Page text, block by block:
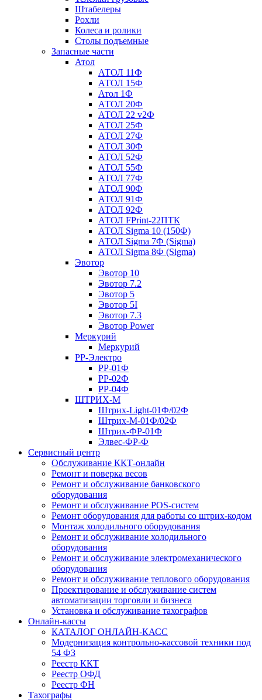
Штабелеры
Рохли
Колеса и ролики
Столы подъемные
Запасные части
Атол
АТОЛ 11Ф
АТОЛ 15Ф
Атол 1Ф
АТОЛ 20Ф
АТОЛ 22 v2Ф
АТОЛ 25Ф
АТОЛ 27Ф
АТОЛ 30Ф
АТОЛ 52Ф
АТОЛ 55Ф
АТОЛ 77Ф
АТОЛ 90Ф
АТОЛ 91Ф
АТОЛ 92Ф
АТОЛ FPrint-22ПТК
АТОЛ Sigma 10 (150Ф)
АТОЛ Sigma 7Ф (Sigma)
АТОЛ Sigma 8Ф (Sigma)
Эвотор
Эвотор 10
Эвотор 7.2
Эвотор 5
Эвотор 5I
Эвотор 7.3
Эвотор Power
Меркурий
Меркурий
РР-Электро
РР-01Ф
РР-02Ф
РР-04Ф
ШТРИХ-М
Штрих-Light-01Ф/02Ф
Штрих-М-01Ф/02Ф
Штрих-ФР-01Ф
Элвес-ФР-Ф
Сервисный центр
Обслуживание ККТ-онлайн
Ремонт и поверка весов
Ремонт и обслуживание банковского
оборудования
Ремонт и обслуживание POS-систем
Ремонт оборудования для работы со штрих-кодом
Монтаж холодильного оборудования
Ремонт и обслуживание холодильного
оборудования
Ремонт и обслуживание электромеханического
оборудования
Ремонт и обслуживание теплового оборудования
Проектирование и обслуживание систем
автоматизации торговли и бизнеса
Установка и обслуживание тахографов
Онлайн-кассы
КАТАЛОГ ОНЛАЙН-КАСС
Модернизация контрольно-кассовой техники под
54 ФЗ
Реестр ККТ
Реестр ОФД
Реестр ФН
Тахографы